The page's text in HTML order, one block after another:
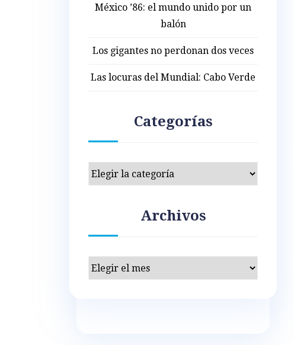
México ’86: el mundo unido por un
balón
Los gigantes no perdonan dos veces
Las locuras del Mundial: Cabo Verde
Categorías
Categorías
Archivos
Archivos